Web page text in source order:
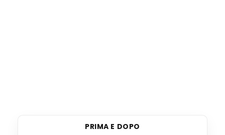
PRIMA E DOPO